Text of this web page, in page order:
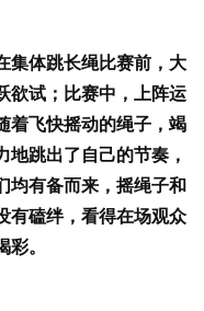
集体跳长绳比赛前，大
欲试；比赛中，上阵运
着飞快摇动的绳子，竭
跳出了自己的节奏，
均有备而来，摇绳子和
有磕绊，看得在场观众
。